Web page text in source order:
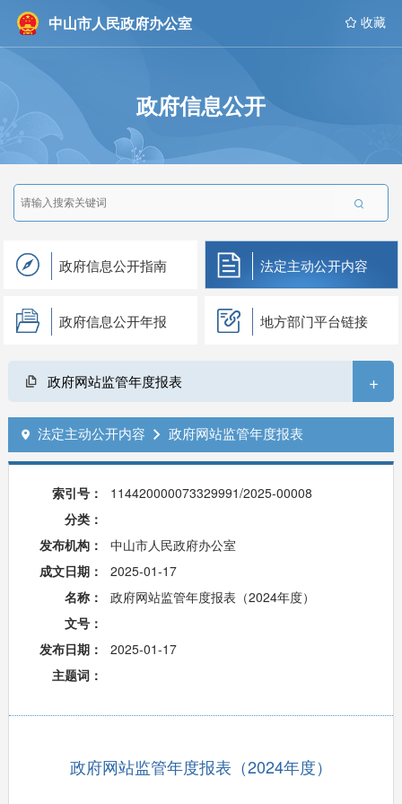
中山市人民政府办公室  收藏
政府信息公开

政府信息公开指南 法定主动公开内容
政府信息公开年报 地方部门平台链接
政府网站监管年度报表 +
 法定主动公开内容  政府网站监管年度报表
索引号：
114420000073329991/2025-00008
分类：
发布机构：
中山市人民政府办公室
成文日期：
2025-01-17
名称：
政府网站监管年度报表（2024年度）
文号：
发布日期：
2025-01-17
主题词：
政府网站监管年度报表（2024年度）